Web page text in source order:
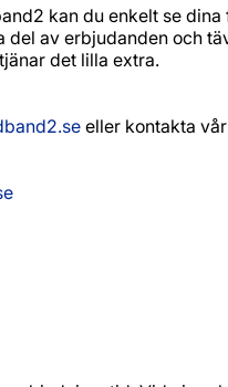
kan du enkelt se dina
del av erbjudanden och
det lilla extra.
eller kontakta